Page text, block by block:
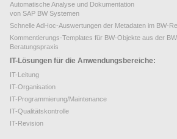
Automatische Analyse und Dokumentation
von SAP BW Systemen
Schnelle AdHoc-Auswertungen der Metadaten im BW-
Kommentierungs-Templates für BW-Objekte aus der
Beratungspraxis
IT-Lösungen für die Anwendungsbereiche:
IT-Leitung
IT-Organisation
IT-Programmierung/Maintenance
IT-Qualitätskontrolle
IT-Revision